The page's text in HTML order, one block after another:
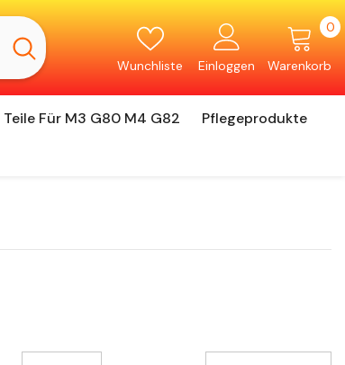
Wunchliste Einloggen Warenkorb
00
Teile Für M3 G80 M4 G82
Pflegeprodukte